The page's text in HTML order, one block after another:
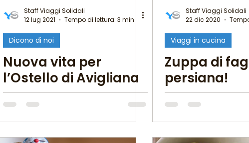
Viaggi in cucina Pillole di Migrantour
Staff Viaggi Solidali
12 lug 2021
Tempo di lettura: 3 min
Dicono di noi
Nuova vita per
l’Ostello di Avigliana
con Viaggi Solidali e
Ciclocucina!
Staff Viaggi Solidali
22 dic 2020
Viaggi in cucina
Zuppa di
persiana!